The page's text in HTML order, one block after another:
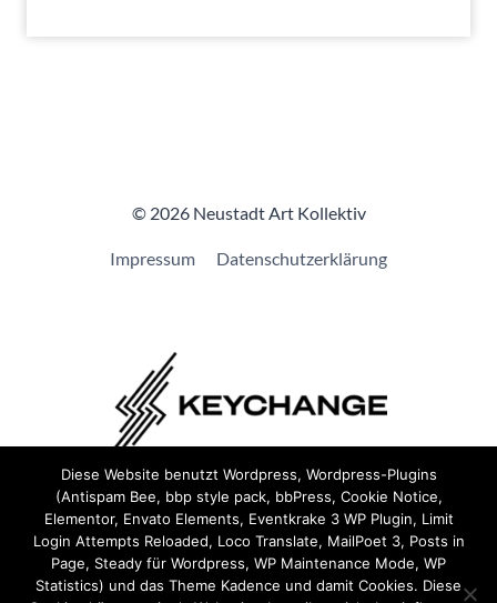
© 2026 Neustadt Art Kollektiv
Impressum Datenschutzerklärung
Wir sind Teil vonKeychange und haben einePledge
unterzeichnet.
Diese Website benutzt Wordpress, Wordpress-Plugins
(Antispam Bee, bbp style pack, bbPress, Cookie Notice,
Elementor, Envato Elements, Eventkrake 3 WP Plugin, Limit
Login Attempts Reloaded, Loco Translate, MailPoet 3, Posts in
Page, Steady für Wordpress, WP Maintenance Mode, WP
Statistics) und das Theme Kadence und damit Cookies. Diese